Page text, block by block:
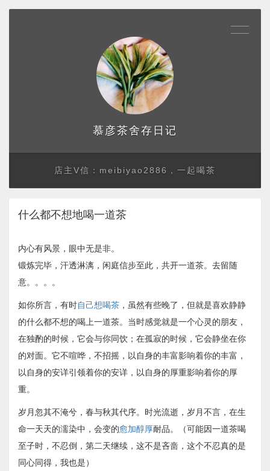
慕彦茶舍存日记
店主V信：meibiyao2886，一起喝茶
什么都不想地喝一道茶
内心有风景，眼中无是非。
锻炼完毕，汗透淋漓，闲庭信步至此，共开一道茶。去留随
意。。。。
如你所言，有时自己想喝茶 ，虽然有些晚了，但就是喜欢静静
的什么都不想的喝上一道茶。当时感觉就是一个心灵的朋友，
在独酌的时候，它会与你同饮；在孤寂的时候，它会静坐在你
的对面。它不喧哗，不招摇，以自身的丰富影响着你的丰富，
以自身的安详引领着你的安详，以自身的厚重影响着你的厚
重。
岁月忽其不淹兮，春与秋其代序。时光流逝，岁月不言，在生
命一天天的濡染中，会变的愈加醇厚耐品。（可能因一道茶喝
至子时，不忍倒，第二天继续，这不是吝啬，这个不忍真的是
同心同得，我也是）